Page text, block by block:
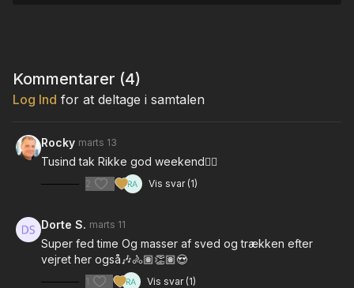
Kommentarer (4)
Log Ind for at deltage i samtalen
Rocky marts 13
Tusind tak Rikke god weekend❤️‍🔥
2 Vis svar (1)
Dorte S. marts 11
Super fed time Og masser af sved og trækken efter
vejret her også🎶🚴🏽👏🏽😍
1 Vis svar (1)